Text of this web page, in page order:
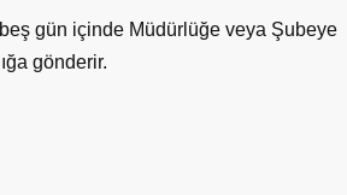
gün içinde Müdürlüğe veya Şubeye
gönderir.